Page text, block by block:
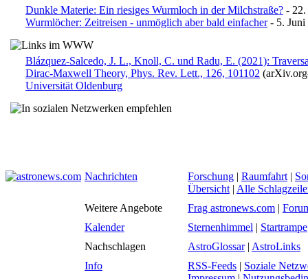
Dunkle Materie: Ein riesiges Wurmloch in der Milchstraße? - 22.
Wurmlöcher: Zeitreisen - unmöglich aber bald einfacher- 5. Juni
Blázquez-Salcedo, J. L., Knoll, C. und Radu, E. (2021):
Dirac-Maxwell Theory, Phys. Rev. Lett., 126, 101102
Universität Oldenburg
Nachrichten Forschung | Raumfahrt |
Übersicht | Alle
Weitere Angebote
Frag astronews.com |
Kalender
Sternenhimmel | Startrampe
Nachschlagen
AstroGlossar| AstroLinks
Info
RSS-Feeds | Soziale